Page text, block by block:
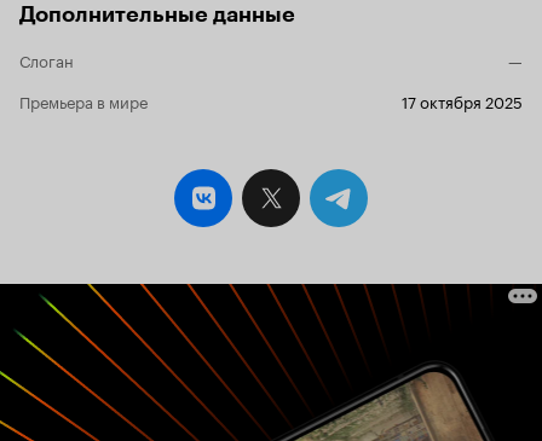
Дополнительные данные
Слоган
—
Премьера в мире
17 октября 2025